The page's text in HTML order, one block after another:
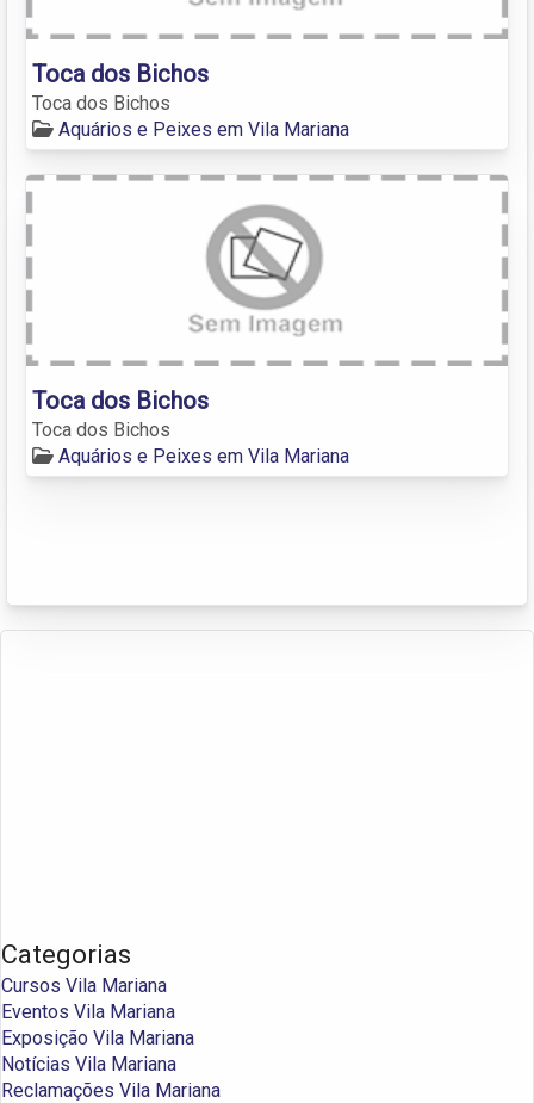
Toca dos Bichos
Toca dos Bichos
Aquários e Peixes em Vila Mariana
Toca dos Bichos
Toca dos Bichos
Aquários e Peixes em Vila Mariana
Categorias
Cursos Vila Mariana
Eventos Vila Mariana
Exposição Vila Mariana
Notícias Vila Mariana
Reclamações Vila Mariana